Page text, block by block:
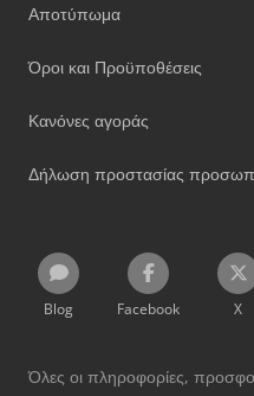
Αποτύπωμα
Όροι και Προϋποθέσεις
Κανόνες αγοράς
Δήλωση προστασίας
Blog Facebook X
Όλες οι πληροφορίες,